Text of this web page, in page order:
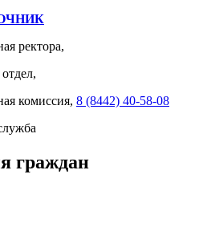
ректора,
комиссия, 8 (8442) 40-58-08
граждан